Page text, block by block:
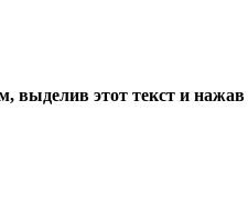
выделив этот текст и нажав